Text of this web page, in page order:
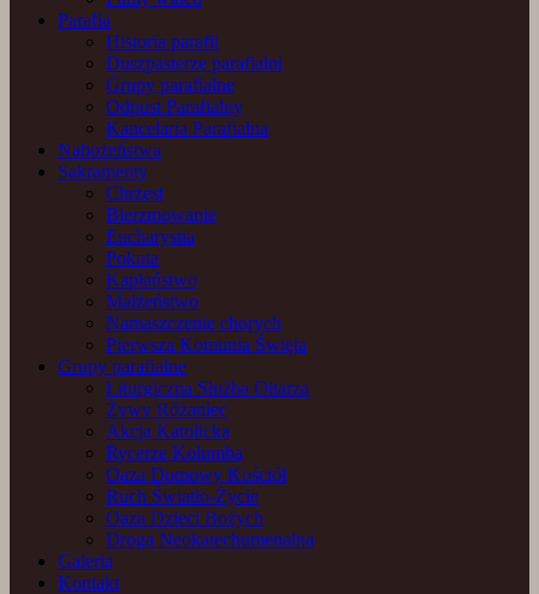
Parafia
Historia parafii
Duszpasterze parafialni
Grupy parafialne
Odpust Parafialny
Kancelaria Parafialna
Nabożeństwa
Sakramenty
Chrzest
Bierzmowanie
Eucharystia
Pokuta
Kapłaństwo
Małżeństwo
Namaszczenie chorych
Pierwsza Komunia Święta
Grupy parafialne
Liturgiczna Służba Ołtarza
Żywy Różaniec
Akcja Katolicka
Rycerze Kolumba
Oaza Domowy Kościół
Ruch Światło-Życie
Oaza Dzieci Bożych
Droga Neokatechumenalna
Galeria
Kontakt